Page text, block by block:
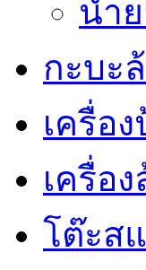
น้ำ
กะบะ
เครื่อ
เครื่อ
โต๊ะส